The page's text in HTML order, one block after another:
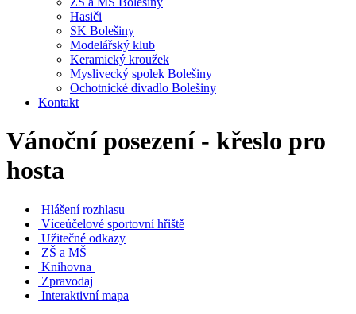
Hasiči
SK Bolešiny
Modelářský klub
Keramický kroužek
Myslivecký spolek Bolešiny
Ochotnické divadlo Bolešiny
Kontakt
Vánoční posezení - křeslo pro
hosta
Hlášení rozhlasu
Víceúčelové sportovní hřiště
Užitečné odkazy
ZŠ a MŠ
Knihovna
Zpravodaj
Interaktivní mapa